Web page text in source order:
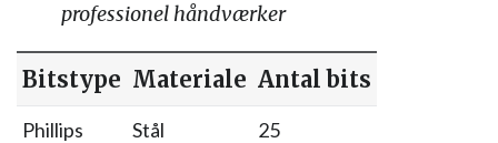
professionel håndværker
Bitstype Materiale Antal bits
Phillips Stål
25